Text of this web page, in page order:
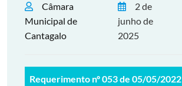
Câmara
Municipal de
Cantagalo
2 de
junho de
2025
Requerimento nº 053 de 05/05/2022